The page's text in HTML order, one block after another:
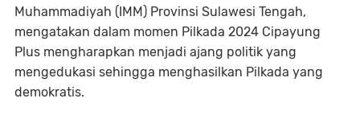
Muhammadiyah (IMM) Provinsi Sulawesi Tengah,
mengatakan dalam momen Pilkada 2024 Cipayung
Plus mengharapkan menjadi ajang politik yang
mengedukasi sehingga menghasilkan Pilkada yang
demokratis.